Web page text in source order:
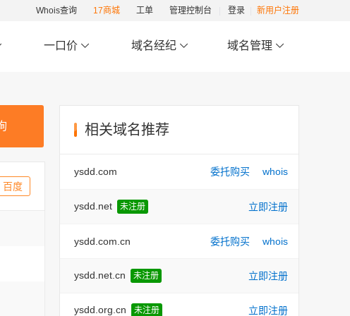
Whois查询 17商城 工单 管理控制台 登录 新用户注册
一口价 域名经纪 域名管理
百度
相关域名推荐
ysdd.com 委托购买 whois
ysdd.net 未注册 立即注册
ysdd.com.cn 委托购买 whois
ysdd.net.cn 未注册 立即注册
ysdd.org.cn 未注册 立即注册